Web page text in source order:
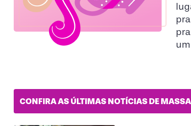
CONFIRA AS ÚLTIMAS NOTÍCIAS DE